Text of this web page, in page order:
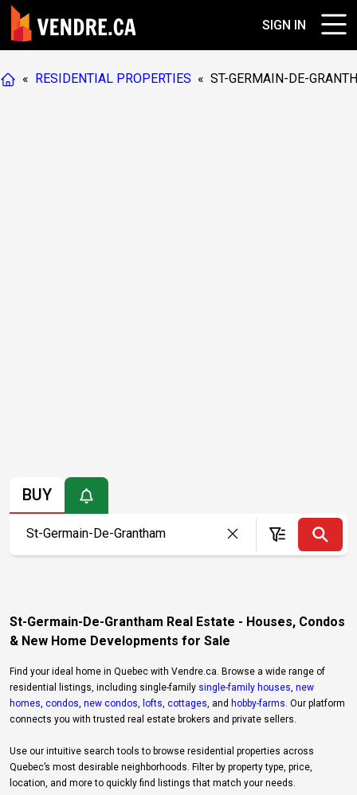
SIGN IN
« RESIDENTIAL PROPERTIES « ST-GERMAIN-DE-
BUY
St-Germain-De-Grantham Real Estate - Houses, Condos
& New Home Developments for Sale
Find your ideal home in Quebec with Vendre.ca. Browse a wide range of
residential listings, including single-family single-family houses new
homes condos new condos lofts cottages , and hobby-farms . Our platform
connects you with trusted real estate brokers and private sellers.
Use our intuitive search tools to browse residential properties across
Quebec’s most desirable neighborhoods. Filter by property type, price,
location, and more to quickly find listings that match your needs.